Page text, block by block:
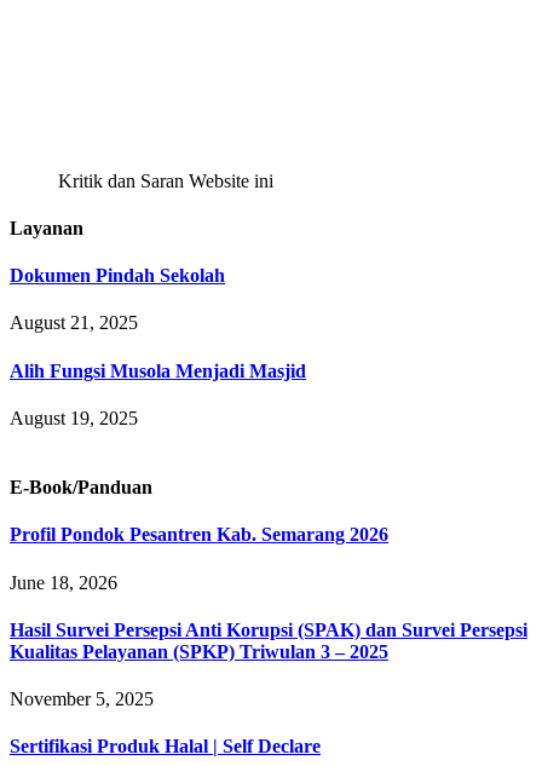
Kritik dan Saran Website ini
Layanan
Dokumen Pindah Sekolah
August 21, 2025
Alih Fungsi Musola Menjadi Masjid
August 19, 2025
E-Book/Panduan
Profil Pondok Pesantren Kab. Semarang 2026
June 18, 2026
Hasil Survei Persepsi Anti Korupsi (SPAK) dan Survei Persepsi
Kualitas Pelayanan (SPKP) Triwulan 3 – 2025
November 5, 2025
Sertifikasi Produk Halal | Self Declare